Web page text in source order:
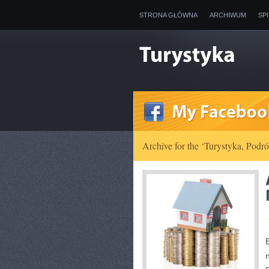
STRONA GŁÓWNA ARCHIWUM
Archive for the ‘Turystyka,